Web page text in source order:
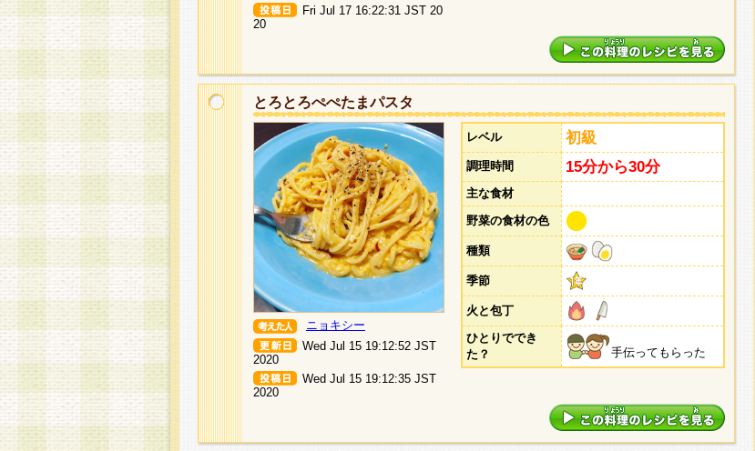
Fri Jul 17 16:22:31 JST 20
20
とろとろぺぺたまパスタ
ニョキシー
Wed Jul 15 19:12:52 JST
2020
Wed Jul 15 19:12:35 JST
2020
レベル 初級
調理時間 15分から30分
主な食材
野菜の食材の色
種類
季節
火と包丁
ひとりででき
た？
手伝ってもらった